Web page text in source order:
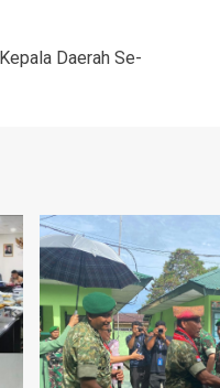
Daerah Se-